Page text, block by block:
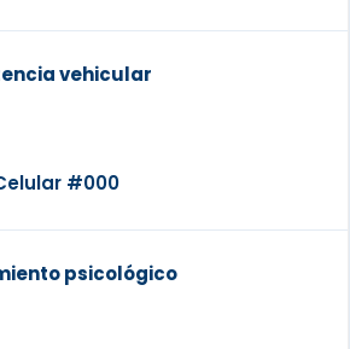
vehicular
#000
psicológico